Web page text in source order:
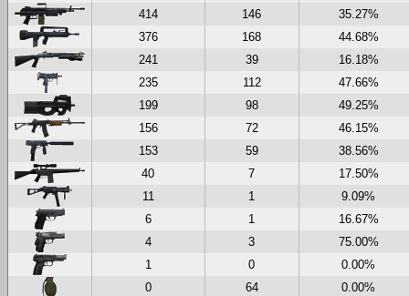
414
146
35.27%
376
168
44.68%
241
39
16.18%
235
112
47.66%
199
98
49.25%
156
72
46.15%
153
59
38.56%
40
7
17.50%
11
1
9.09%
6
1
16.67%
4
3
75.00%
1
0
0.00%
0
64
0.00%